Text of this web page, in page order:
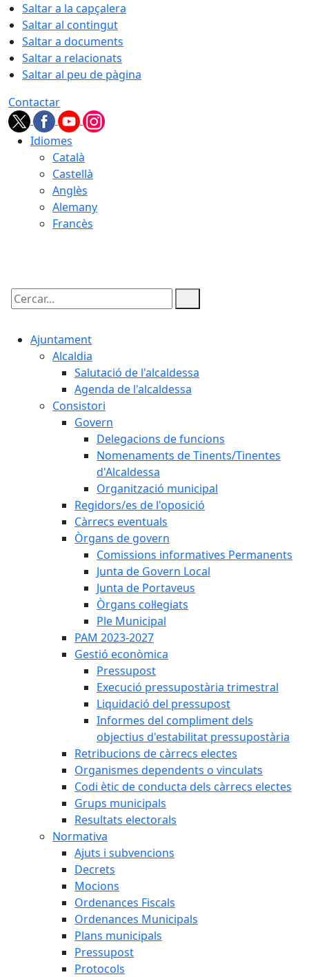
Saltar a la capçalera
Saltar al contingut
Saltar a documents
Saltar a relacionats
Saltar al peu de pàgina
Contactar
Idiomes
Català
Castellà
Anglès
Alemany
Francès
Cercar:
Ajuntament
Alcaldia
Salutació de l'alcaldessa
Agenda de l'alcaldessa
Consistori
Govern
Delegacions de funcions
Nomenaments de Tinents/Tinentes
d'Alcaldessa
Organització municipal
Regidors/es de l'oposició
Càrrecs eventuals
Òrgans de govern
Comissions informatives Permanents
Junta de Govern Local
Junta de Portaveus
Òrgans col·legiats
Ple Municipal
PAM 2023-2027
Gestió econòmica
Pressupost
Execució pressupostària trimestral
Liquidació del pressupost
Informes del compliment dels
objectius d'estabilitat pressupostària
Retribucions de càrrecs electes
Organismes dependents o vinculats
Codi ètic de conducta dels càrrecs electes
Grups municipals
Resultats electorals
Normativa
Ajuts i subvencions
Decrets
Mocions
Ordenances Fiscals
Ordenances Municipals
Plans municipals
Pressupost
Protocols